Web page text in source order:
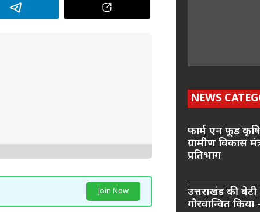
Join Now
NEWS
फार्म एन फूड
ग्रामीण विकास
प्रतिभाग
उत्तराखंड की बेटी
गौरवान्वित